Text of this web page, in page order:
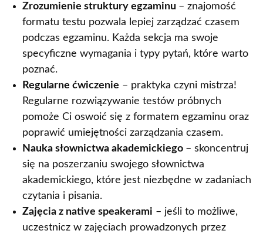
Zrozumienie struktury egzaminu – znajomość
formatu testu pozwala lepiej zarządzać czasem
podczas egzaminu. Każda sekcja ma swoje
specyficzne wymagania i typy pytań, które warto
poznać.
Regularne ćwiczenie – praktyka czyni mistrza!
Regularne rozwiązywanie testów próbnych
pomoże Ci oswoić się z formatem egzaminu oraz
poprawić umiejętności zarządzania czasem.
Nauka słownictwa akademickiego – skoncentruj
się na poszerzaniu swojego słownictwa
akademickiego, które jest niezbędne w zadaniach
czytania i pisania.
Zajęcia z native speakerami – jeśli to możliwe,
uczestnicz w zajęciach prowadzonych przez